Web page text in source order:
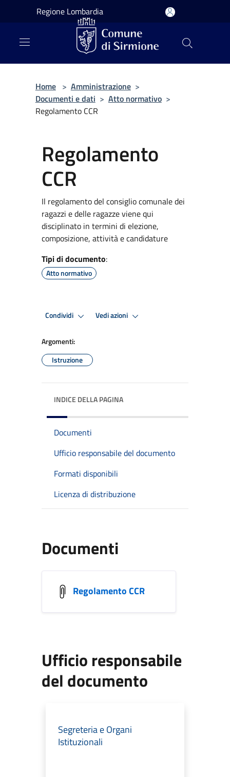
Salta al contenuto principale
Regione Lombardia
Home > Amministrazione >
Documenti e dati > Atto normativo >
Regolamento CCR
Regolamento
CCR
Il regolamento del consiglio comunale dei
ragazzi e delle ragazze viene qui
disciplinato in termini di elezione,
composizione, attività e candidature
Tipi di documento:
Atto normativo
Condividi Vedi azioni
Argomenti:
Istruzione
INDICE DELLA PAGINA
Documenti
Ufficio responsabile del documento
Formati disponibili
Licenza di distribuzione
Documenti
Regolamento CCR
Ufficio responsabile
del documento
Segreteria e Organi
Istituzionali